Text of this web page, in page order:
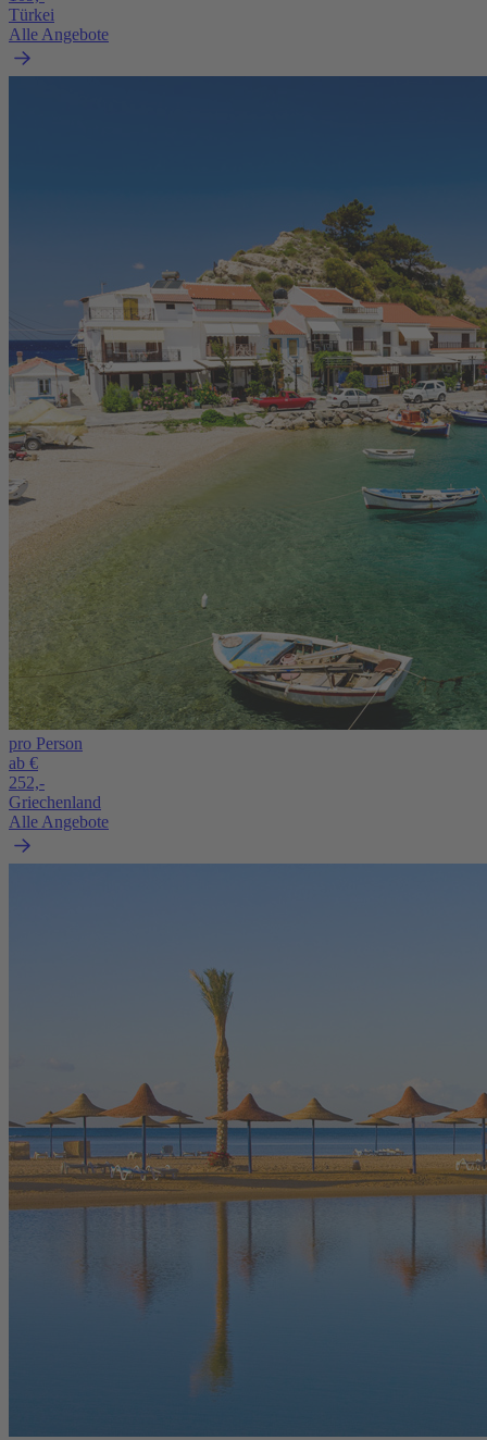
Türkei
Alle Angebote
pro Person
ab €
252,-
Griechenland
Alle Angebote